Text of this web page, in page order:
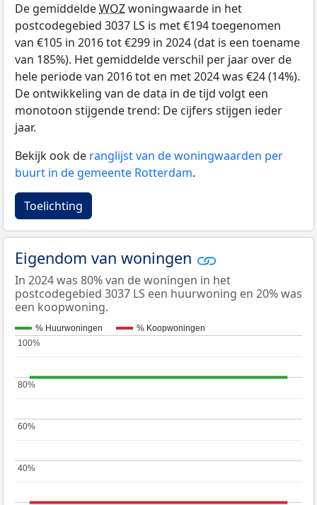
De gemiddeldeWOZwoningwaarde in het
postcodegebied 3037 LS is met €194 toegenomen
van €105 in 2016 tot €299 in 2024 (dat is een toename
van 185%). Het gemiddelde verschil per jaar over de
hele periode van 2016 tot en met 2024 was €24 (14%).
De ontwikkeling van de data in de tijd volgt een
monotoon stijgende trend: De cijfers stijgen ieder
jaar.
Bekijk ook de ranglijst van de woningwaarden per
buurt in de gemeente Rotterdam.
Toelichting
Eigendom van woningen
In 2024 was 80% van de woningen in het
postcodegebied 3037 LS een huurwoning en 20% was
een koopwoning.
% Huurwoningen % Koopwoningen
40%
40%
60%
60%
80%
80%
100%
100%